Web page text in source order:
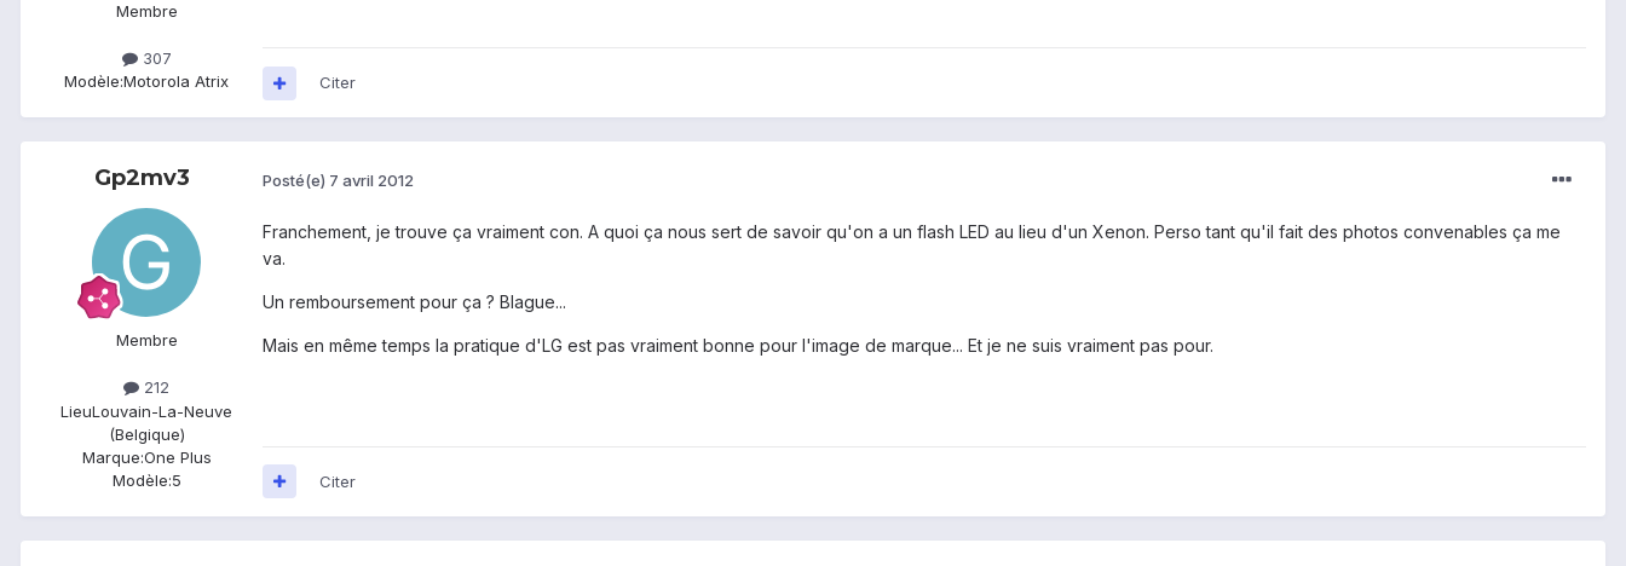
Membre
307
Modèle:Motorola Atrix Citer
Gp2mv3
Membre
212
LieuLouvain-La-Neuve
(Belgique)
Marque:One Plus
Modèle:5
Posté(e) 7 avril 2012
Franchement, je trouve ça vraiment con. A quoi ça nous sert de savoir qu'on a un flash LED au lieu d'un Xenon. Perso tant qu'il fait des photos convenables ça me
va.
Un remboursement pour ça ? Blague...
Mais en même temps la pratique d'LG est pas vraiment bonne pour l'image de marque... Et je ne suis vraiment pas pour.
Citer